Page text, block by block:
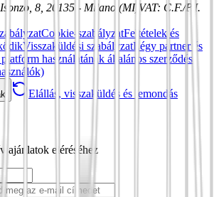
8, 20135 - Milano (MI) VAT: C.F./P.I.
Cookie-szabályzatFeltételek és
Visszaküldési szabályzatLégy partner és
használatának általános szerződési
Elállás, visszaküldés és lemondás
ajánlatok eléréséhez